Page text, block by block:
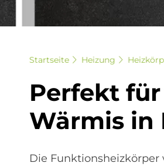
Startseite Heizung
Per­fe­kt
Wär­mis in
Die